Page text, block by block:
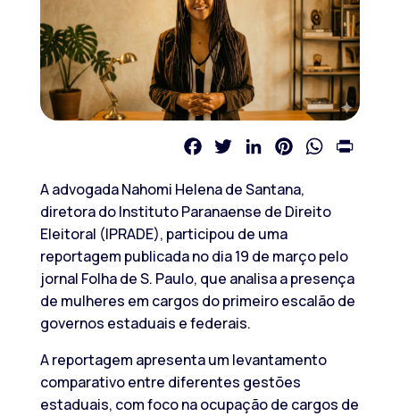
FacebookTwitterLinkedInPinterestWhatsApp
A advogada Nahomi Helena de Santana,
diretora do Instituto Paranaense de Direito
Eleitoral (IPRADE), participou de uma
reportagem publicada no dia 19 de março pelo
jornal Folha de S. Paulo, que analisa a presença
de mulheres em cargos do primeiro escalão de
governos estaduais e federais.
A reportagem apresenta um levantamento
comparativo entre diferentes gestões
estaduais, com foco na ocupação de cargos de